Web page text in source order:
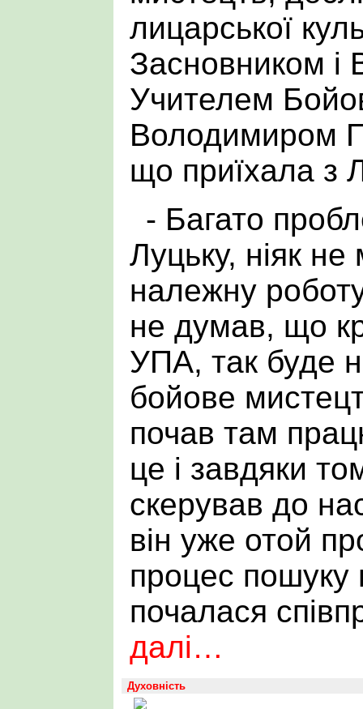
лицарської
Засновником і
Учителем
Володимиром
що приїхала з
- Багато
Луцьку, ніяк
належну
не думав, що
УПА, так буде
бойове
почав там
це і завдяки
скерував до
він уже отой
процес пошуку
почалася
далі…
Духовність